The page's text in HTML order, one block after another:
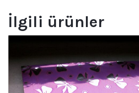
İlgili ürünler